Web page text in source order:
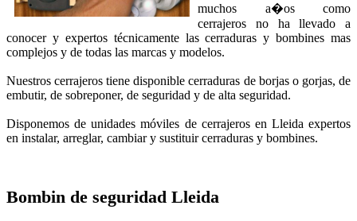
muchos a�os como
cerrajeros no ha llevado a
conocer y expertos técnicamente las cerraduras y bombines mas
complejos y de todas las marcas y modelos.
Nuestros cerrajeros tiene disponible cerraduras de borjas o gorjas, de
embutir, de sobreponer, de seguridad y de alta seguridad.
Disponemos de unidades móviles de cerrajeros en Lleida expertos
en instalar, arreglar, cambiar y sustituir cerraduras y bombines.
Bombin de seguridad Lleida